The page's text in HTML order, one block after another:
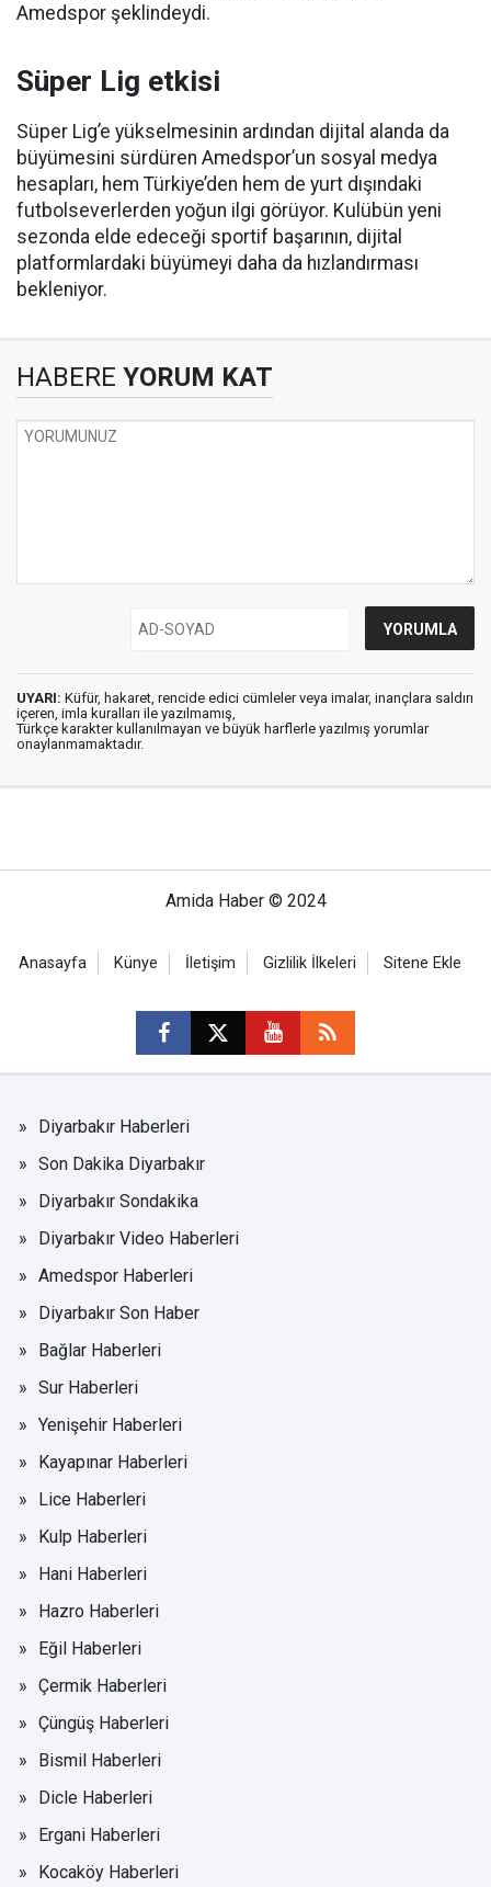
Amedspor şeklindeydi.
Süper Lig etkisi
Süper Lig’e yükselmesinin ardından dijital alanda da
büyümesini sürdüren Amedspor’un sosyal medya
hesapları, hem Türkiye’den hem de yurt dışındaki
futbolseverlerden yoğun ilgi görüyor. Kulübün yeni
sezonda elde edeceği sportif başarının, dijital
platformlardaki büyümeyi daha da hızlandırması
bekleniyor.
HABERE YORUM KAT
UYARI: Küfür, hakaret, rencide edici cümleler veya imalar, inançlara saldırı
içeren, imla kuralları ile yazılmamış,
Türkçe karakter kullanılmayan ve büyük harflerle yazılmış yorumlar
onaylanmamaktadır.
Amida Haber © 2024
Anasayfa Künye İletişim Gizlilik İlkeleri Sitene Ekle
Diyarbakır Haberleri
Son Dakika Diyarbakır
Diyarbakır Sondakika
Diyarbakır Video Haberleri
Amedspor Haberleri
Diyarbakır Son Haber
Bağlar Haberleri
Sur Haberleri
Yenişehir Haberleri
Kayapınar Haberleri
Lice Haberleri
Kulp Haberleri
Hani Haberleri
Hazro Haberleri
Eğil Haberleri
Çermik Haberleri
Çüngüş Haberleri
Bismil Haberleri
Dicle Haberleri
Ergani Haberleri
Kocaköy Haberleri